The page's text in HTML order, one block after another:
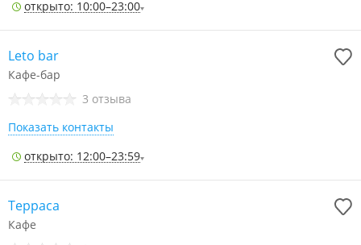
открыто: 10:00–23:00
Leto bar
Кафе-бар
3 отзыва
Показать контакты
открыто: 12:00–23:59
Терраса
Кафе